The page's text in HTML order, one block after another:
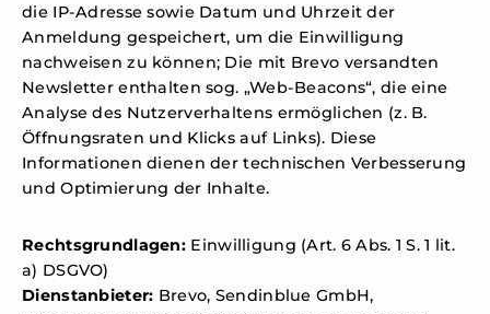
die IP-Adresse sowie Datum und Uhrzeit der
Anmeldung gespeichert, um die Einwilligung
nachweisen zu können; Die mit Brevo versandten
Newsletter enthalten sog. „Web-Beacons“, die eine
Analyse des Nutzerverhaltens ermöglichen (z. B.
Öffnungsraten und Klicks auf Links). Diese
Informationen dienen der technischen Verbesserung
und Optimierung der Inhalte.
Rechtsgrundlagen: Einwilligung (Art. 6 Abs. 1 S. 1 lit.
a) DSGVO)
Dienstanbieter: Brevo, Sendinblue GmbH,